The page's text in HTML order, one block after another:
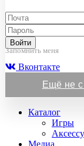
Войти
Запомнить меня
Вконтакте
Ещё не
Каталог
Игры
Медиа